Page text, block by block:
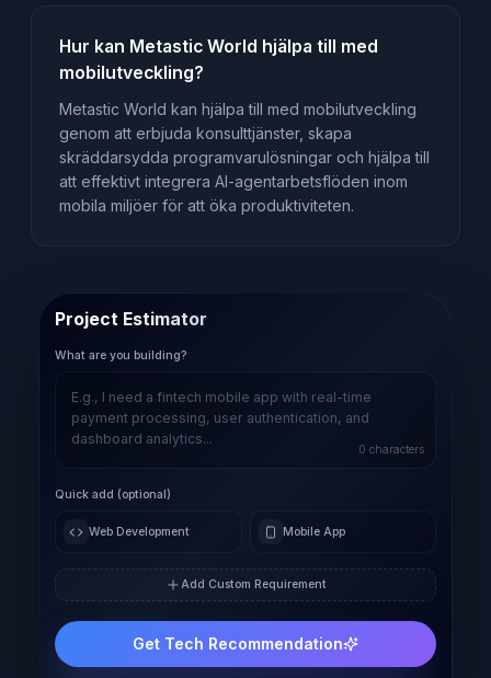
Hur kan Metastic World hjälpa till med
mobilutveckling?
Metastic World kan hjälpa till med mobilutveckling
genom att erbjuda konsulttjänster, skapa
skräddarsydda programvarulösningar och hjälpa till
att effektivt integrera AI-agentarbetsflöden inom
mobila miljöer för att öka produktiviteten.
Project Estimator
What are you building?
0 characters
Quick add (optional)
Web Development Mobile App
Add Custom Requirement
Get Tech Recommendation